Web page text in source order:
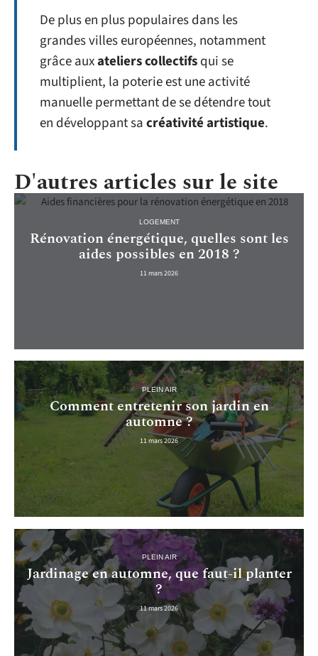
De plus en plus populaires dans les
grandes villes européennes, notamment
grâce auxateliers collectifsqui se
multiplient, la poterie est une activité
manuelle permettant de se détendre tout
en développant sacréativité artistique.
D'autres articles sur le site
LOGEMENT
Rénovation énergétique, quelles sont les
aides possibles en 2018 ?
11 mars 2026
PLEIN AIR
Comment entretenir son jardin en
automne ?
11 mars 2026
PLEIN AIR
Jardinage en automne, que faut-il planter
?
11 mars 2026